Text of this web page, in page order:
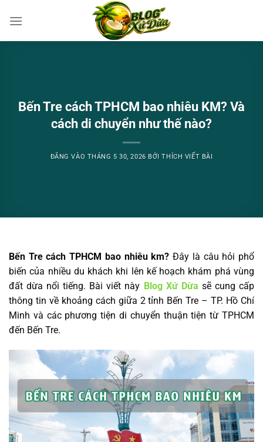
qua
Bến Tre cách TPHCM bao nhiêu KM? Và
cách di chuyển như thế nào?
ĐĂNG VÀO THÁNG 5 30, 2026 BỞITHÍCH VIẾT BÀI
Bến Tre cách TPHCM bao nhiêu km? Đây là câu hỏi phổ
biến của nhiều du khách khi lên kế hoạch khám phá vùng
đất dừa nổi tiếng. Bài viết này Blog Xứ Dừa sẽ cung cấp
thông tin về khoảng cách giữa 2 tỉnh Bến Tre – TP. Hồ Chí
Minh và các phương tiện di chuyển thuận tiện từ TPHCM
đến Bến Tre.